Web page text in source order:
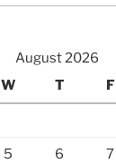
August 2026
W T F
5 6 7